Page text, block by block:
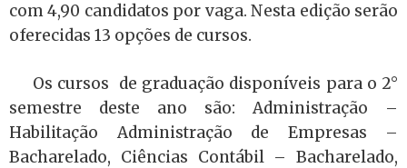
com 4,90 candidatos por vaga. Nesta edição serão
oferecidas 13 opções de cursos.
Os cursos de graduação disponíveis para o 2°
semestre deste ano são: Administração –
Habilitação Administração de Empresas –
Bacharelado, Ciências Contábil – Bacharelado,